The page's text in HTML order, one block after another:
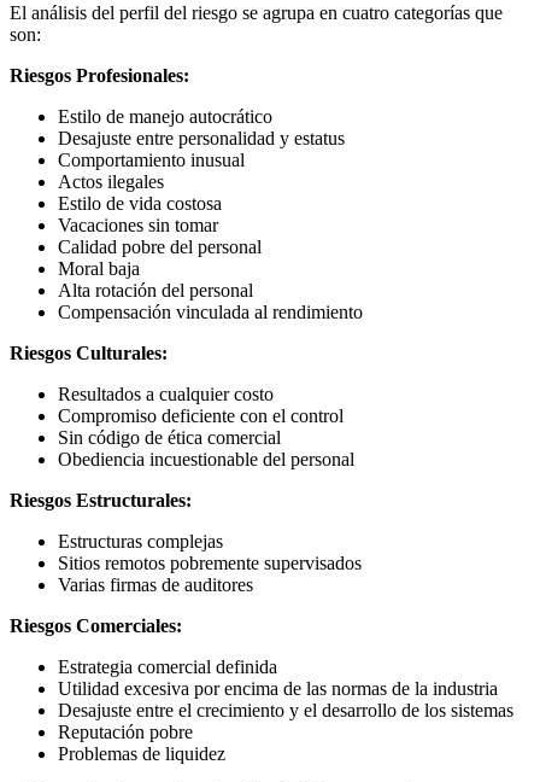
El análisis del perfil del riesgo se agrupa en cuatro categorías que
son:
Riesgos Profesionales:
Estilo de manejo autocrático
Desajuste entre personalidad y estatus
Comportamiento inusual
Actos ilegales
Estilo de vida costosa
Vacaciones sin tomar
Calidad pobre del personal
Moral baja
Alta rotación del personal
Compensación vinculada al rendimiento
Riesgos Culturales:
Resultados a cualquier costo
Compromiso deficiente con el control
Sin código de ética comercial
Obediencia incuestionable del personal
Riesgos Estructurales:
Estructuras complejas
Sitios remotos pobremente supervisados
Varias firmas de auditores
Riesgos Comerciales:
Estrategia comercial definida
Utilidad excesiva por encima de las normas de la industria
Desajuste entre el crecimiento y el desarrollo de los sistemas
Reputación pobre
Problemas de liquidez